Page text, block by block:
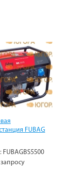
FUBAG
FUBAGBS5500